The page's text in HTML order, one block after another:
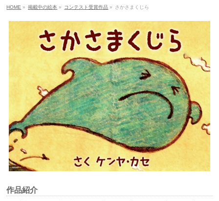
HOME » 掲載中の絵本 » コンテスト受賞作品 » さかさまくじら
作品紹介